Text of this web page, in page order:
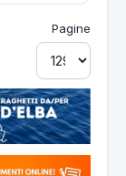
Pagine